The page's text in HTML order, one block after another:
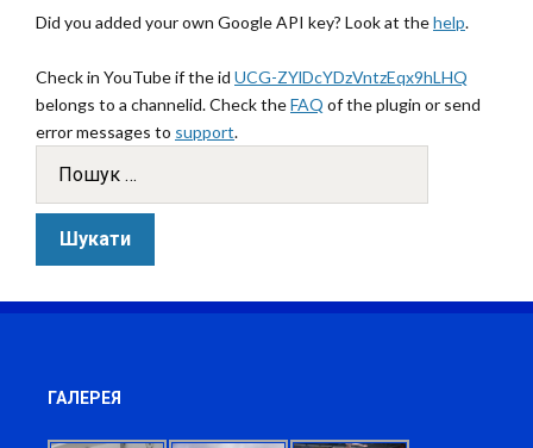
Did you added your own Google API key? Look at thehelp.
Check in YouTube if the id UCG-ZYlDcYDzVntzEqx9hLHQ
belongs to a channelid. Check theFAQ of the plugin or send
error messages to support.
ГАЛЕРЕЯ